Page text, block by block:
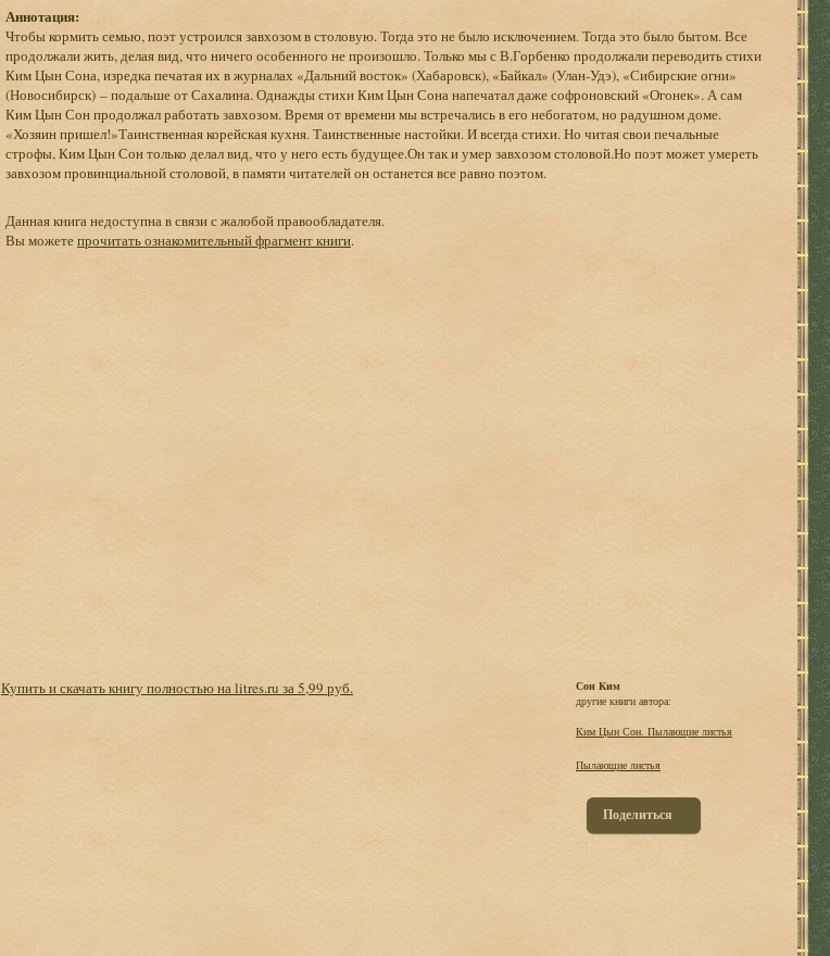
Аннотация:
Чтобы кормить семью, поэт устроился завхозом в столовую. Тогда это не было исключением. Тогда это было бытом. Все
продолжали жить, делая вид, что ничего особенного не произошло. Только мы с В.Горбенко продолжали переводить стихи
Ким Цын Сона, изредка печатая их в журналах «Дальний восток» (Хабаровск), «Байкал» (Улан-Удэ), «Сибирские огни»
(Новосибирск) – подальше от Сахалина. Однажды стихи Ким Цын Сона напечатал даже софроновский «Огонек». А сам
Ким Цын Сон продолжал работать завхозом. Время от времени мы встречались в его небогатом, но радушном доме.
«Хозяин пришел!»Таинственная корейская кухня. Таинственные настойки. И всегда стихи. Но читая свои печальные
строфы, Ким Цын Сон только делал вид, что у него есть будущее.Он так и умер завхозом столовой.Но поэт может умереть
завхозом провинциальной столовой, в памяти читателей он останется все равно поэтом.
Данная книга недоступна в связи с жалобой правообладателя.
Вы можетепрочитать ознакомительный фрагмент книги.
Купить и скачать книгу полностью на litres.ru за 5,99 руб.
Сон Ким
другие книги автора:
Ким Цын Сон. Пылающие листья
Пылающие листья
Поделиться